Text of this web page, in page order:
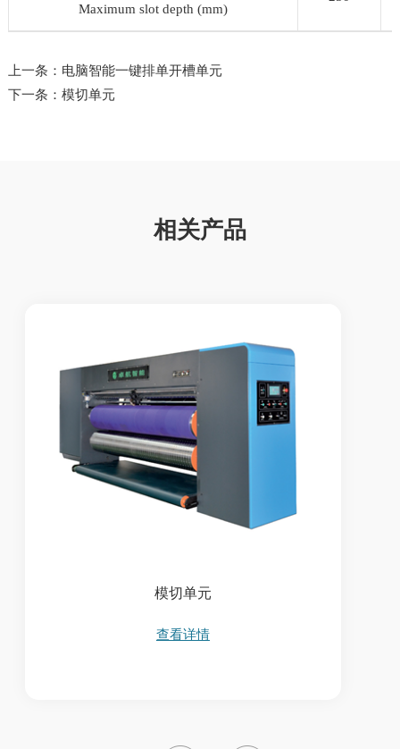
Maximum slot depth (mm)
上一条：电脑智能一键排单开槽单元
下一条：模切单元
相关产品
模切单元
查看详情